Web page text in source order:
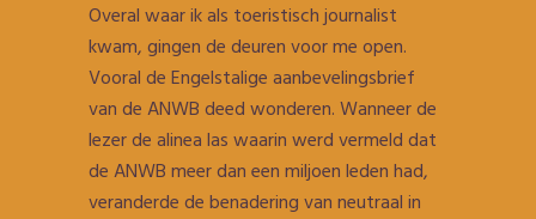
Overal waar ik als toeristisch journalist
kwam, gingen de deuren voor me open.
Vooral de Engelstalige aanbevelingsbrief
van de ANWB deed wonderen. Wanneer de
lezer de alinea las waarin werd vermeld dat
de ANWB meer dan een miljoen leden had,
veranderde de benadering van neutraal in